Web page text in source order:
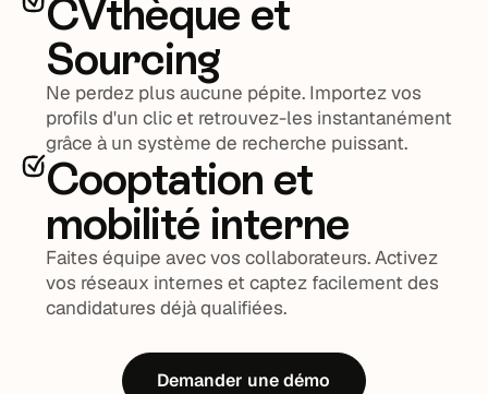
CVthèque et
Sourcing
Ne perdez plus aucune pépite. Importez vos
profils d'un clic et retrouvez-les instantanément
grâce à un système de recherche puissant.
Cooptation et
mobilité interne
Faites équipe avec vos collaborateurs. Activez
vos réseaux internes et captez facilement des
candidatures déjà qualifiées.
Demander une démo